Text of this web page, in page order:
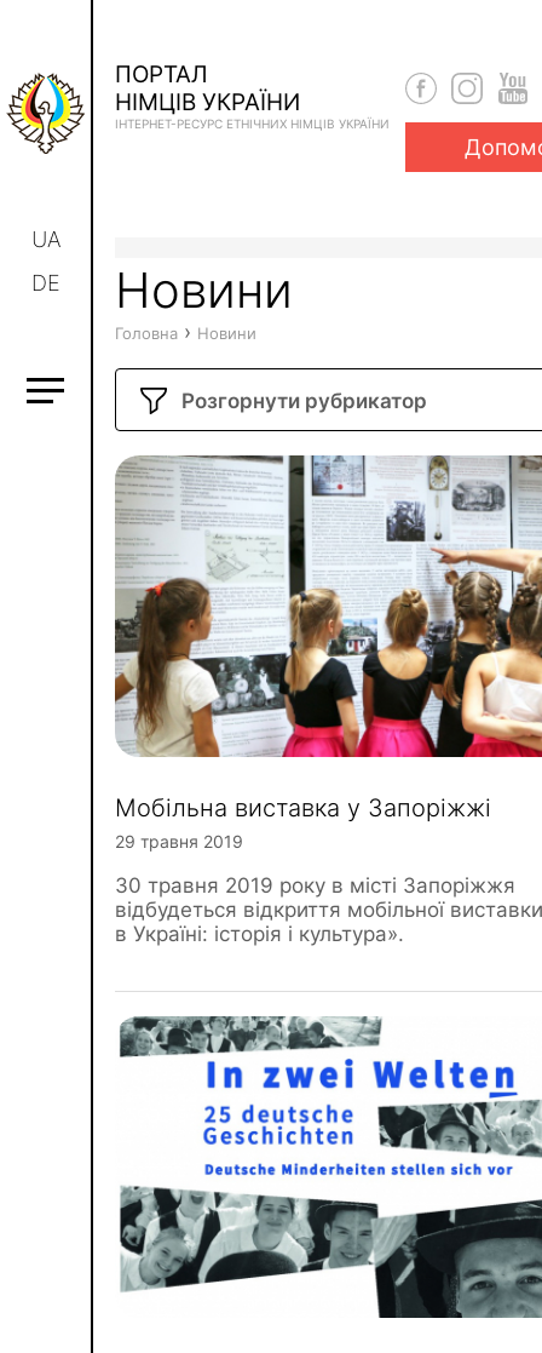
UA
DE
ПОРТАЛ
НІМЦІВ УКРАЇНИ
ІНТЕРНЕТ-РЕСУРС ЕТНІЧНИХ НІМЦІВ УКРАЇНИ
Новини
Головна › Новини
Розгорнути рубрикатор
Мобільна виставка у Запоріжжі
29 травня 2019
30 травня 2019 року в місті Запоріжжя
відбудеться відкриття мобільної
в Україні: історія і культура».